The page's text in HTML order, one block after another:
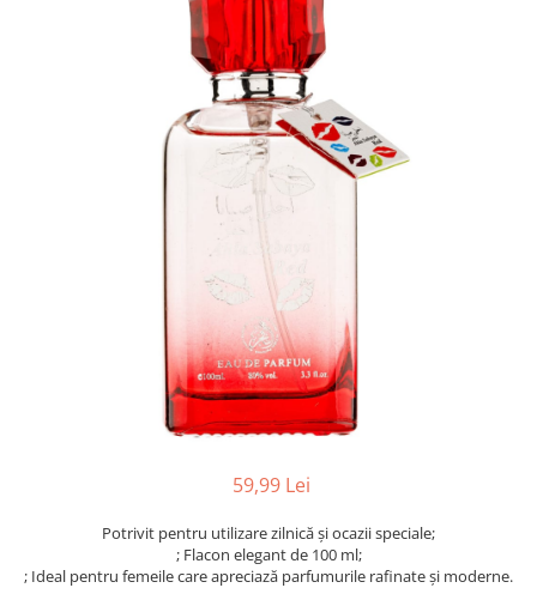
59,99 Lei
Potrivit pentru utilizare zilnică și ocazii speciale;
; Flacon elegant de 100 ml;
; Ideal pentru femeile care apreciază parfumurile rafinate și moderne.